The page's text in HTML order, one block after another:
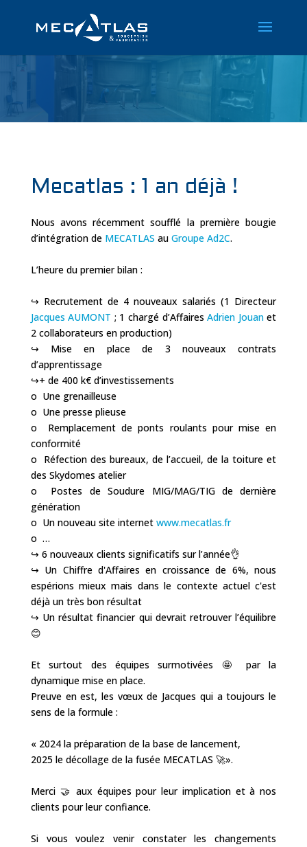
Mecatlas : 1 an déjà !
Nous avons récemment soufflé la première bougie
d’intégration de MECATLAS au Groupe Ad2C.
L’heure du premier bilan :
↪️ Recrutement de 4 nouveaux salariés (1 Directeur
Jacques AUMONT ; 1 chargé d’Affaires Adrien Jouan et
2 collaborateurs en production)
↪️ Mise en place de 3 nouveaux contrats
d’apprentissage
↪️+ de 400 k€ d’investissements
o Une grenailleuse
o Une presse plieuse
o Remplacement de ponts roulants pour mise en
conformité
o Réfection des bureaux, de l’accueil, de la toiture et
des Skydomes atelier
o Postes de Soudure MIG/MAG/TIG de dernière
génération
o Un nouveau site internet www.mecatlas.fr
o …
↪️ 6 nouveaux clients significatifs sur l’année👌
↪️ Un Chiffre d'Affaires en croissance de 6%, nous
espérions mieux mais dans le contexte actuel c'est
déjà un très bon résultat
↪️ Un résultat financier qui devrait retrouver l’équilibre
😊
Et surtout des équipes surmotivées 🤩 par la
dynamique mise en place.
Preuve en est, les vœux de Jacques qui a toujours le
sens de la formule :
« 2024 la préparation de la base de lancement,
2025 le décollage de la fusée MECATLAS 🚀».
Merci 🤝 aux équipes pour leur implication et à nos
clients pour leur confiance.
Si vous voulez venir constater les changements